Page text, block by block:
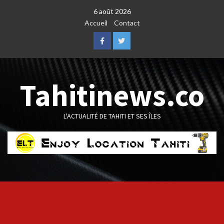
6 août 2026
Accueil
Contact
FacebookTwitter
Tahitinews.co
L'ACTUALITÉ DE TAHITI ET SES ÎLES